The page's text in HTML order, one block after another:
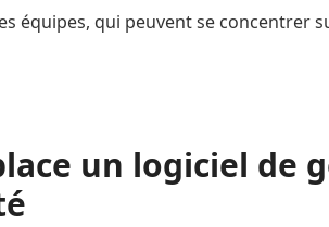
équipes, qui peuvent se concentrer
un logiciel de